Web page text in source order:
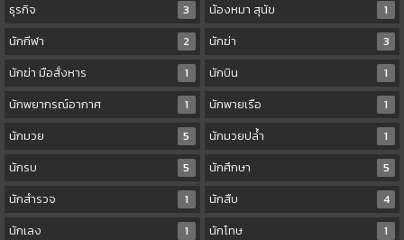
ธุรกิจ
3 น้องหมา สุนัข
1
นักกีฬา
2 นักฆ่า
3
นักฆ่า มือสั่งหาร
1 นักบิน
1
นักพยากรณ์อากาศ
1 นักพายเรือ
1
นักมวย
5 นักมวยปล้ำ
1
นักรบ
5 นักศึกษา
5
นักสำรวจ
1 นักสืบ
4
นักเลง
1 นักโทษ
1